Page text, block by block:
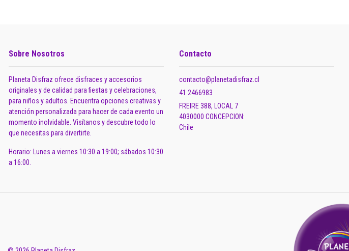
Sobre Nosotros
Planeta Disfraz ofrece disfraces y accesorios
originales y de calidad para fiestas y celebraciones,
para niños y adultos. Encuentra opciones creativas y
atención personalizada para hacer de cada evento un
momento inolvidable. Visítanos y descubre todo lo
que necesitas para divertirte.
Horario: Lunes a viernes 10:30 a 19:00; sábados 10:30
a 16:00.
Contacto
contacto@planetadisfraz.cl
41 2466983
FREIRE 388, LOCAL 7
4030000 CONCEPCION:
Chile